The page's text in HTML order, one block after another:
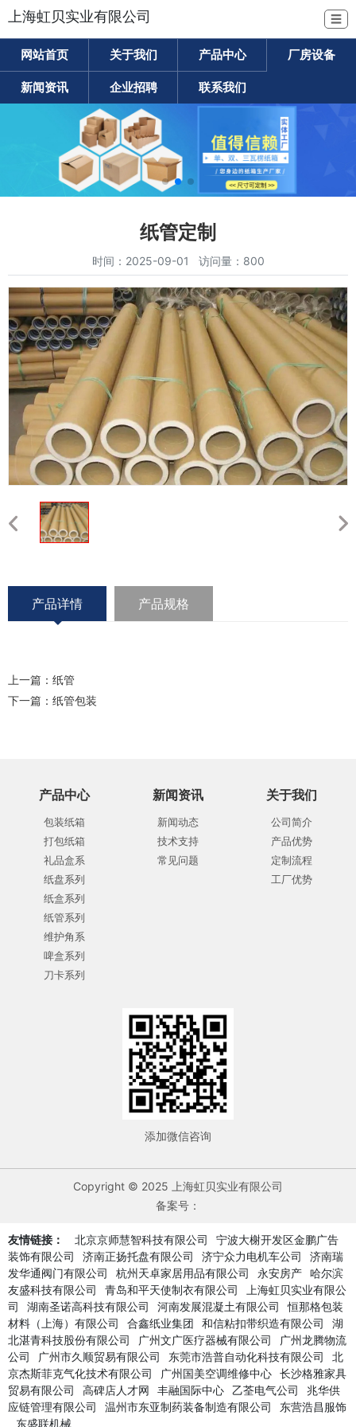
上海虹贝实业有限公司 ☰
网站首页 关于我们 产品中心 厂房设备
新闻资讯 企业招聘 联系我们
纸管定制
时间：2025-09-01 访问量：800
产品详情 产品规格
上一篇： 纸管
下一篇： 纸管包装
产品中心
包装纸箱
打包纸箱
礼品盒系
纸盘系列
纸盒系列
纸管系列
维护角系
啤盒系列
刀卡系列
新闻资讯
新闻动态
技术支持
常见问题
关于我们
公司简介
产品优势
定制流程
工厂优势
添加微信咨询
Copyright © 2025 上海虹贝实业有限公司
备案号：
友情链接： 北京京师慧智科技有限公司
宁波大榭开发区金鹏广告
装饰有限公司
济南正扬托盘有限公司 济宁众力电机车公司
济南瑞
发华通阀门有限公司
杭州天卓家居用品有限公司 永安房产 哈尔滨
友盛科技有限公司
青岛和平天使制衣有限公司
上海虹贝实业有限公
司
湖南圣诺高科技有限公司 河南发展混凝土有限公司
恒那格包装
材料（上海）有限公司
合鑫纸业集团 和信粘扣带织造有限公司
湖
北湛青科技股份有限公司
广州文广医疗器械有限公司
广州龙腾物流
公司
广州市久顺贸易有限公司 东莞市浩普自动化科技有限公司
北
京杰斯菲克气化技术有限公司
广州国美空调维修中心 长沙格雅家具
贸易有限公司
高碑店人才网 丰融国际中心 乙荃电气公司
兆华供
应链管理有限公司
温州市东亚制药装备制造有限公司
东营浩昌服饰
东盛联机械